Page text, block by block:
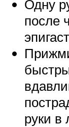
Одну
после
руки в